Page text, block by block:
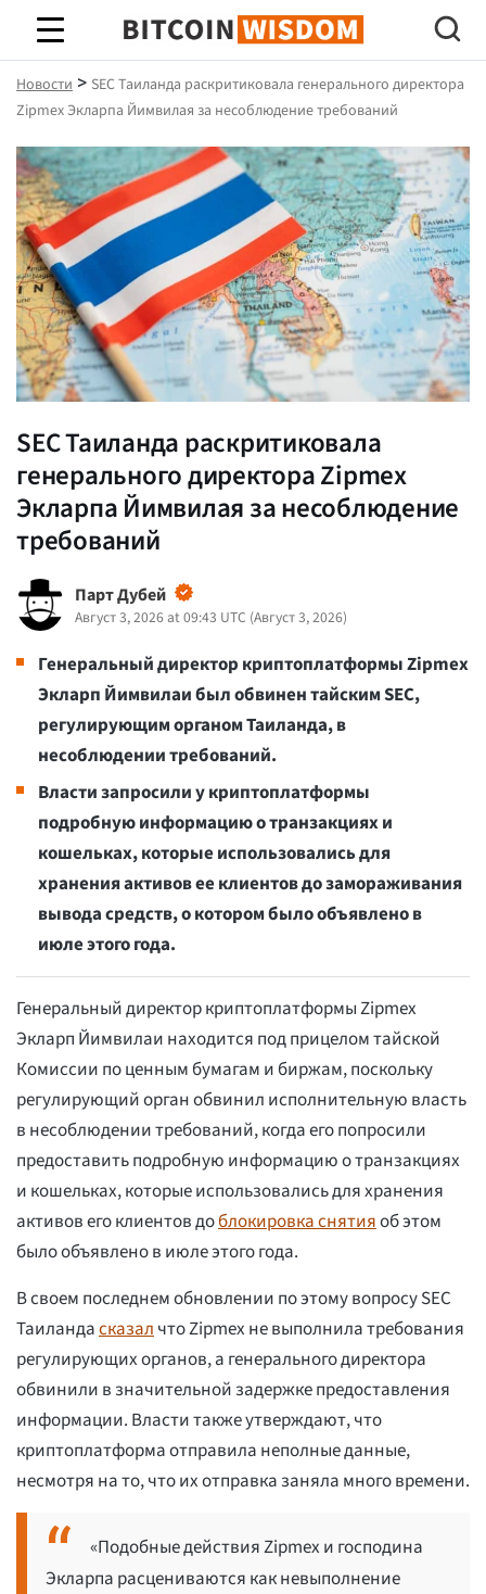
Биткойн Мудрость
Новости > SEC Таиланда раскритиковала генерального директора
Zipmex Экларпа Йимвилая за несоблюдение требований
SEC Таиланда раскритиковала
генерального директора Zipmex
Экларпа Йимвилая за несоблюдение
требований
Парт Дубей
Август 3, 2026 at 09:43 UTC (Август 3, 2026)
Генеральный директор криптоплатформы Zipmex
Экларп Йимвилаи был обвинен тайским SEC,
регулирующим органом Таиланда, в
несоблюдении требований.
Власти запросили у криптоплатформы
подробную информацию о транзакциях и
кошельках, которые использовались для
хранения активов ее клиентов до замораживания
вывода средств, о котором было объявлено в
июле этого года.
Генеральный директор криптоплатформы Zipmex
Экларп Йимвилаи находится под прицелом тайской
Комиссии по ценным бумагам и биржам, поскольку
регулирующий орган обвинил исполнительную власть
в несоблюдении требований, когда его попросили
предоставить подробную информацию о транзакциях
и кошельках, которые использовались для хранения
активов его клиентов доблокировка снятияоб этом
было объявлено в июле этого года.
В своем последнем обновлении по этому вопросу SEC
Таиландасказалчто Zipmex не выполнила требования
регулирующих органов, а генерального директора
обвинили в значительной задержке предоставления
информации. Власти также утверждают, что
криптоплатформа отправила неполные данные,
несмотря на то, что их отправка заняла много времени.
«Подобные действия Zipmex и господина
Экларпа расцениваются как невыполнение